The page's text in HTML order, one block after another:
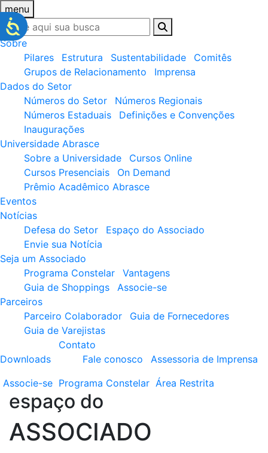
menu
Sobre
Pilares
Estrutura Sustentabilidade
Comitês
Grupos de Relacionamento
Imprensa
Dados do Setor
Números do Setor
Números Regionais
Números Estaduais
Definições e Convenções
Inaugurações
Universidade Abrasce
Sobre a Universidade
Cursos Online
Cursos Presenciais
On Demand
Prêmio Acadêmico Abrasce
Eventos
Notícias
Defesa do Setor
Espaço do Associado
Envie sua Notícia
Seja um Associado
Programa Constelar
Vantagens
Guia de Shoppings
Associe-se
Parceiros
Parceiro Colaborador
Guia de Fornecedores
Guia de Varejistas
Downloads
Contato
Fale conosco
Assessoria de Imprensa
Associe-se Programa Constelar Área Restrita
espaço do
ASSOCIADO